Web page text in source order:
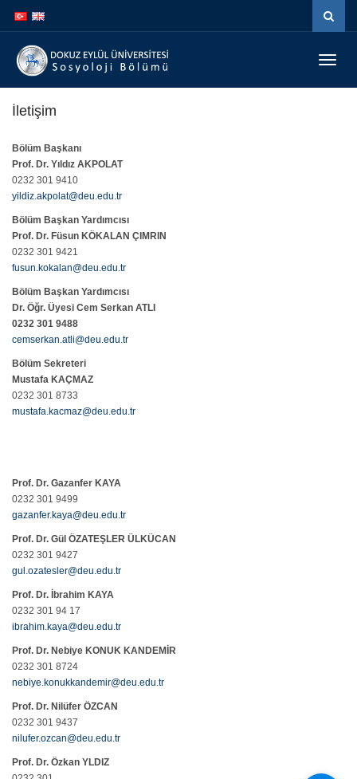
atla
atla
İletişim
Bölüm Başkanı
Prof. Dr. Yıldız AKPOLAT
0232 301 9410
yildiz.akpolat@deu.edu.tr
Bölüm Başkan Yardımcısı
Prof. Dr. Füsun KÖKALAN ÇIMRIN
0232 301 9421
fusun.kokalan@deu.edu.tr
Bölüm Başkan Yardımcısı
Dr. Öğr. Üyesi Cem Serkan ATLI
0232 301 9488
cemserkan.atli@deu.edu.tr
Bölüm Sekreteri
Mustafa KAÇMAZ
0232 301 8733
mustafa.kacmaz@deu.edu.tr
Prof. Dr. Gazanfer KAYA
0232 301 9499
gazanfer.kaya@deu.edu.tr
Prof. Dr. Gül ÖZATEŞLER ÜLKÜCAN
0232 301 9427
gul.ozatesler@deu.edu.tr
Prof. Dr. İbrahim KAYA
0232 301 94 17
ibrahim.kaya@deu.edu.tr
Prof. Dr. Nebiye KONUK KANDEMİR
0232 301 8724
nebiye.konukkandemir@deu.edu.tr
Prof. Dr. Nilüfer ÖZCAN
0232 301 9437
nilufer.ozcan@deu.edu.tr
Prof. Dr. Özkan YLDIZ